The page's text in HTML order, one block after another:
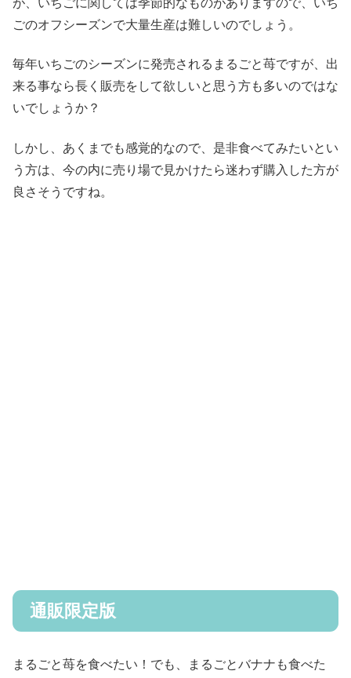
が、いちごに関しては季節的なものがありますので、いち
ごのオフシーズンで大量生産は難しいのでしょう。
毎年いちごのシーズンに発売されるまるごと苺ですが、出
来る事なら長く販売をして欲しいと思う方も多いのではな
いでしょうか？
しかし、あくまでも感覚的なので、是非食べてみたいとい
う方は、今の内に売り場で見かけたら迷わず購入した方が
良さそうですね。
通販限定版
まるごと苺を食べたい！でも、まるごとバナナも食べた